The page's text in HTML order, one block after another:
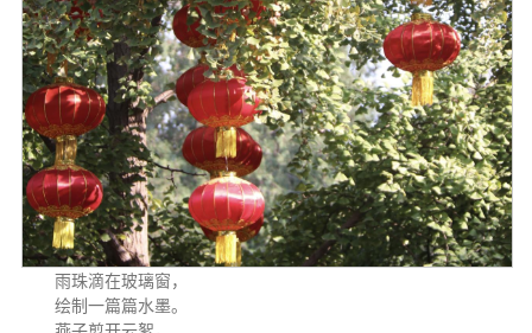
雨珠滴在玻璃窗，
绘制一篇篇水墨。